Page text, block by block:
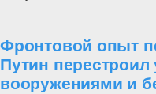
Фронтовой опыт
Путин
вооружениями и